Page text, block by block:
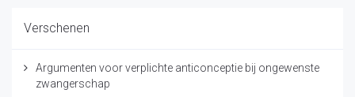
Verschenen
Argumenten voor verplichte anticonceptie bij ongewenste
zwangerschap